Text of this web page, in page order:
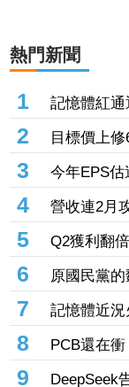
熱門新聞
1
記憶體紅
229億元連
2
目標價上
廠」7月營
收
3
今年EPS
44% 外資
4
營收連2月
大廠」成
5
Q2獲利翻
新高 9月
6
原國民黨
壓當花蓮
7
記憶體近
旺宏獲投入
8
PCB還在
停 台燿連
9
DeepSeek